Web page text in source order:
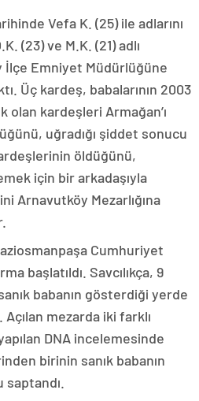
Vefa K. (25) ile adlarını
(23) ve M.K. (21) adlı
Emniyet Müdürlüğüne
Üç kardeş, babalarının 2003
olan kardeşleri Armağan’ı
uğradığı şiddet sonucu
öldüğünü,
için bir arkadaşıyla
Arnavutköy Mezarlığına
Cumhuriyet
başlatıldı. Savcılıkça, 9
babanın gösterdiği yerde
mezarda iki farklı
DNA incelemesinde
birinin sanık babanın
saptandı.